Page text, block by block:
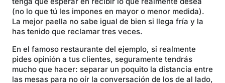
(no lo que tú les impones en mayor o menor medida).
La mejor paella no sabe igual de bien si llega fría y la
has tenido que reclamar tres veces.
En el famoso restaurante del ejemplo, si realmente
pides opinión a tus clientes, seguramente tendrás
mucho que hacer: separar un poquito la distancia entre
las mesas para no oír la conversación de los de al lado,